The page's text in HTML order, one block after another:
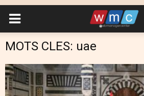
MOTS CLES: uae